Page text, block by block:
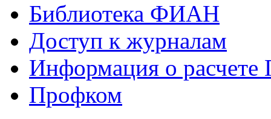
Библиотека ФИАН
Доступ к журналам
Информация о
Профком